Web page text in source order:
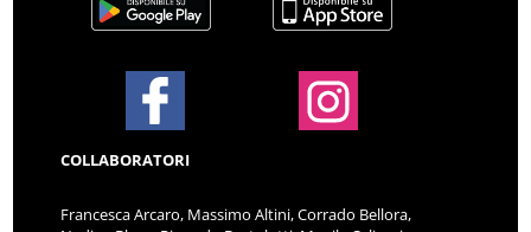
COLLABORATORI
Francesca Arcaro, Massimo Altini, Corrado Bellora,